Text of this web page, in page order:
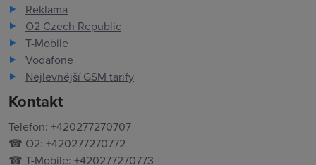
Reklama
O2 Czech Republic
T-Mobile
Vodafone
Nejlevnější GSM tarify
Kontakt
Telefon: +420277270707
☎ O2: +420277270772
☎ T-Mobile: +420277270773